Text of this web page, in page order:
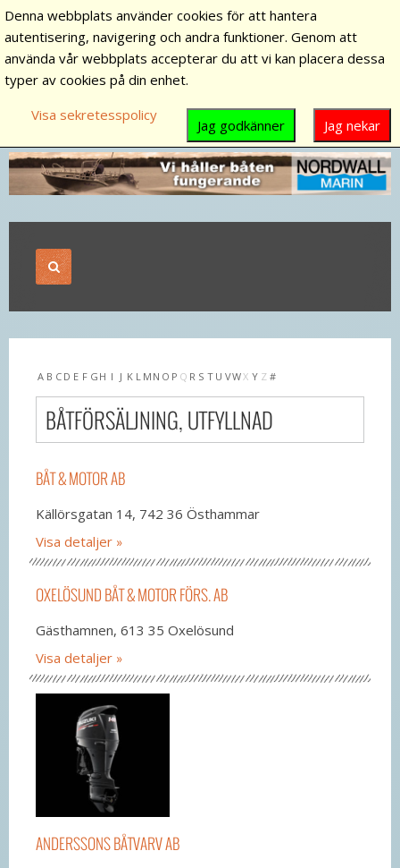
A B C D E F G H I J K L M N O P Q R S T U VWX Y Z #
BÅTFÖRSÄLJNING, UTFYLLNAD
BÅT & MOTOR AB
Källörsgatan 14, 742 36 Östhammar
Visa detaljer
OXELÖSUND BÅT & MOTOR FÖRS. AB
Gästhamnen, 613 35 Oxelösund
Visa detaljer
ANDERSSONS BÅTVARV AB
Denna webbplats använder cookies för att hantera
autentisering, navigering och andra funktioner. Genom att
använda vår webbplats accepterar du att vi kan placera dessa
typer av cookies på din enhet.
Visa sekretesspolicy
Jag nekar
Jag godkänner